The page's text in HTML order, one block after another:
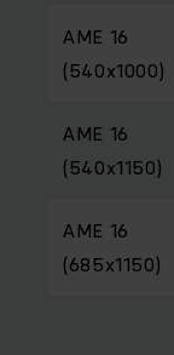
AME 16
(540x1000)
AME 16
(540x1150)
AME 16
(685x1150)